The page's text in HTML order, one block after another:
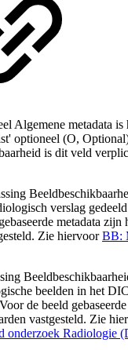
Algemene metadata is
optioneel (O,
is dit veld
verslag
metadata
Zie hiervoorBB:
beelden in het
de beeld
vastgesteld. Zie
onderzoek Radiologie